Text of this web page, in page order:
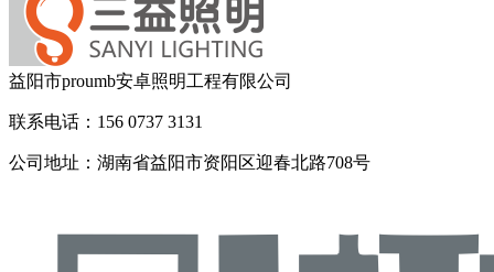
益阳市proumb安卓照明工程有限公司
联系电话：156 0737 3131
公司地址：湖南省益阳市资阳区迎春北路708号